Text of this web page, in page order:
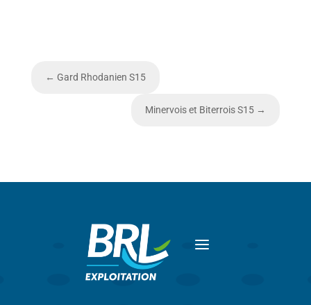
← Gard Rhodanien S15
Minervois et Biterrois S15 →
a